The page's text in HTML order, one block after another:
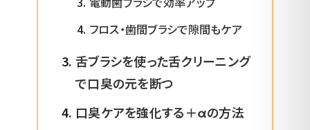
フロス・歯間ブラシで隙間もケア
舌ブラシを使った舌クリーニング
で口臭の元を断つ
口臭ケアを強化する＋αの方法